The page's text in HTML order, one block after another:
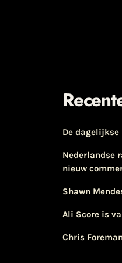
De
Nederlandse
nieuw
Shawn
Ali Score is
Chris